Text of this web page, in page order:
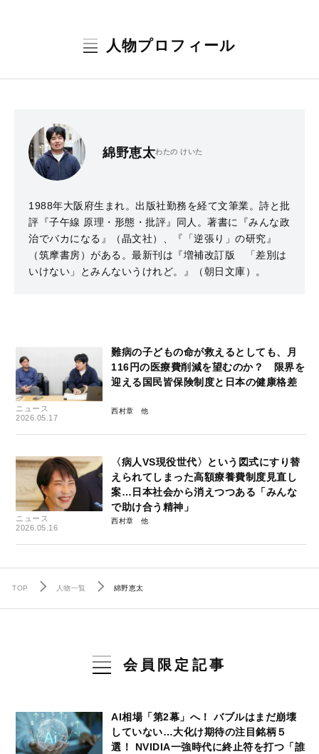
人物プロフィール
綿野恵太わたの けいた
1988年大阪府生まれ。出版社勤務を経て文筆業。詩と批
評『子午線 原理・形態・批評』同人。著書に『みんな政
治でバカになる』（晶文社）、『「逆張り」の研究』
（筑摩書房）がある。最新刊は『増補改訂版 「差別は
いけない」とみんないうけれど。』（朝日文庫）。
ニュース
2026.05.17
難病の子どもの命が救えるとしても、月
116円の医療費削減を望むのか？ 限界を
迎える国民皆保険制度と日本の健康格差
西村章
ニュース
2026.05.16
〈病人VS現役世代〉という図式にすり替
えられてしまった高額療養費制度見直し
案…日本社会から消えつつある「みんな
で助け合う精神」
西村章
TOP 人物一覧 綿野恵太
会員限定記事
AI相場「第2幕」へ！ バブルはまだ崩壊
していない…大化け期待の注目銘柄５
選！ NVIDIA一強時代に終止符を打つ「誰